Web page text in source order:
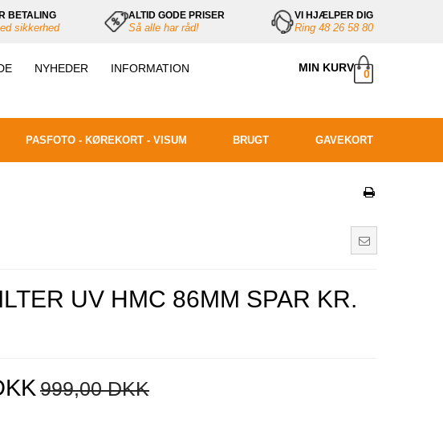
BETALING
sikkerhed
ALTID GODE PRISER
Så alle har råd!
VI HJÆLPER DIG
Ring 48 26 58 80
NYHEDER
INFORMATION
MIN KURV 0
PASFOTO - KØREKORT - VISUM BRUGT GAVEKORT
UV HMC 86MM SPAR KR.
999,00 DKK